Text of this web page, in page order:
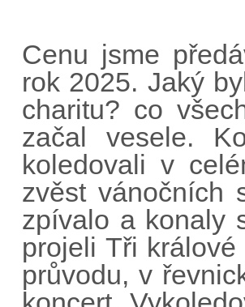
Cenu jsme
rok 2025. Jaký
charitu? co
začal vesele.
koledovali v
zvěst vánočních
zpívalo a konaly
projeli Tři
průvodu, v